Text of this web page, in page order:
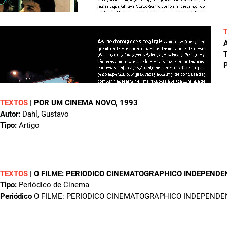
TEXTOS | POR UM CINEMA NOVO, 1993
Autor: Dahl, Gustavo
Tipo: Artigo
TEXTOS | O FILME: PERIODICO CINEMATOGRAPHICO
Tipo: Periódico de Cinema
Periódico O FILME: PERIODICO CINEMATOGRAPHICO